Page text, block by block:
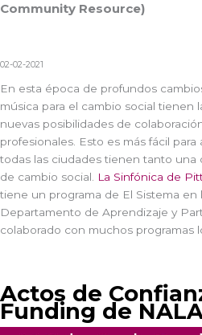
Community Resource)
02-02-2021
En esta época de profundos
música para el cambio social tienen
nuevas posibilidades de
profesionales. Esto es más fácil
todas las ciudades tienen tanto una
de cambio social.
La Sinfónica de
tiene un programa de El Sistema en
Departamento de Aprendizaje y
colaborado con muchos programas
Actos de
Funding de